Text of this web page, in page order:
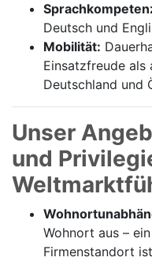
Deutsch und
Mobilität:
Einsatzfreude
Deutschland und
Unser
und
Wohnort aus –
Firmenstandort